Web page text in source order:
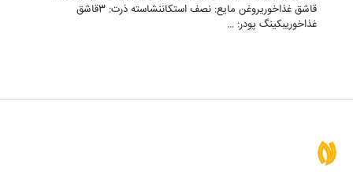
قاشق غذاخوریروغن مایع: نصف استکاننشاسته ذرت: 3قاشق
غذاخوریبکینگ پودر: …